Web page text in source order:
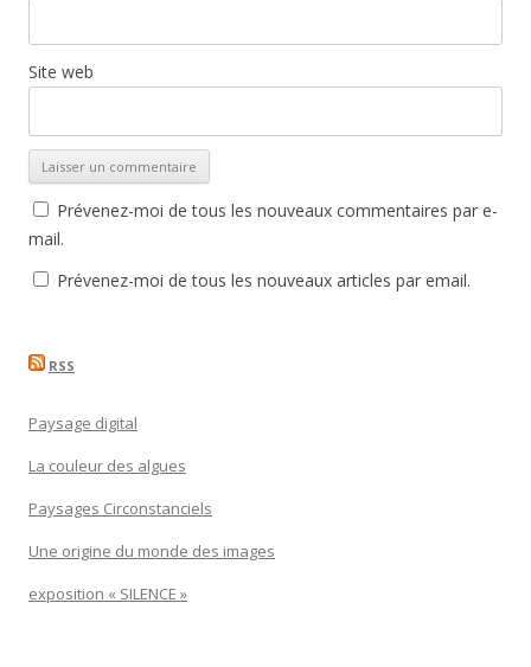
Site web
Prévenez-moi de tous les nouveaux commentaires par e-
mail.
Prévenez-moi de tous les nouveaux articles par email.
RSS
Paysage digital
La couleur des algues
Paysages Circonstanciels
Une origine du monde des images
exposition « SILENCE »